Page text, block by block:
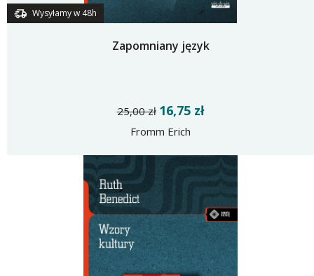
Wysyłamy w 48h
Zapomniany język
25,00 zł 16,75 zł
Fromm Erich